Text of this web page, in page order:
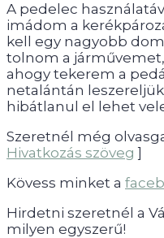
A pedelec
imádom a
kell egy nagyobb
tolnom a
ahogy tekerem a
netalántán
hibátlanul el lehet
Szeretnél még
Hivatkozás szöveg ]
Kövess minket a
Hirdetni szeretnél a
milyen egyszerű!